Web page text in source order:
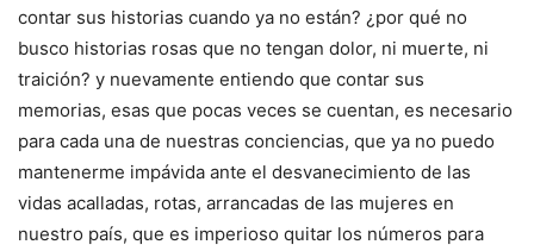
contar sus historias cuando ya no están? ¿por qué no
busco historias rosas que no tengan dolor, ni muerte, ni
traición? y nuevamente entiendo que contar sus
memorias, esas que pocas veces se cuentan, es necesario
para cada una de nuestras conciencias, que ya no puedo
mantenerme impávida ante el desvanecimiento de las
vidas acalladas, rotas, arrancadas de las mujeres en
nuestro país, que es imperioso quitar los números para